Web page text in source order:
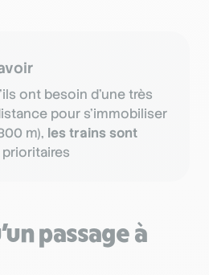
ont besoin d’une très
pour s’immobiliser
m), les trains sont
passage à